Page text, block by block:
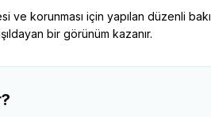
ve korunması için yapılan düzenli
bir görünüm kazanır.